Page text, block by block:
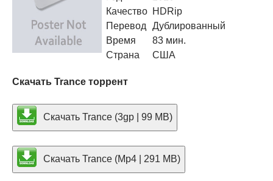
Качество HDRip
Перевод
Дублированный
Время
83 мин.
Страна
США
Скачать Trance торрент
Скачать Trance (3gp | 99 MB)
Скачать Trance (Mp4 | 291 MB)